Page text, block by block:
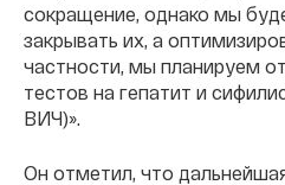
сокращение, однако мы
закрывать их, а
частности, мы планируем
тестов на гепатит и
ВИЧ)».
Он отметил, что